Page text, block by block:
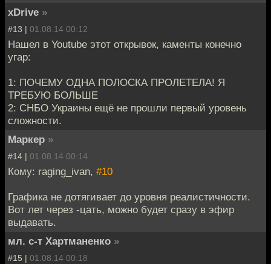
xDrive »
#13 | 01.08.14 00:12
Нашел в Youtube этот открывок, каменты конечно
угар:
1: ПОЧЕМУ ОДНА ПОЛОСКА ПРОЛЕТЕЛА! Я
ТРЕБУЮ БОЛЬШЕ
2: СНБО Украины ещё не прошли первый уровень
сложности.
Маркер »
#14 | 01.08.14 00:14
Кому: raging_ivan, #10
Графика не дотягивает до уровня реалистичности.
Вот лет через -цать, можно будет сразу в эфир
выдавать.
мл. с-т Хартманенко »
#15 | 01.08.14 00:18